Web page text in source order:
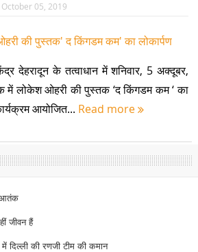
October 05, 2019
देहरादून के तत्वाधान में शनिवार, 5 अक्दूबर,
में लोकेश ओहरी की पुस्तक ‘द किंगडम कम ‘ का
आयोजित... Read more
आतंक
जीवन हैं
दिल्ली की रणजी टीम की कमान